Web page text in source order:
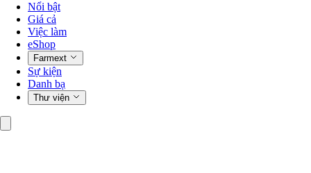
Nổi bật
Giá cả
Việc làm
eShop
Farmext
Sự kiện
Danh bạ
Thư viện